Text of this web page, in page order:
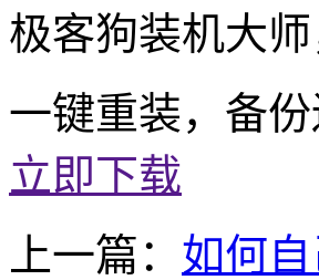
极客狗装机大
一键重装，备
立即下载
上一篇： 如何